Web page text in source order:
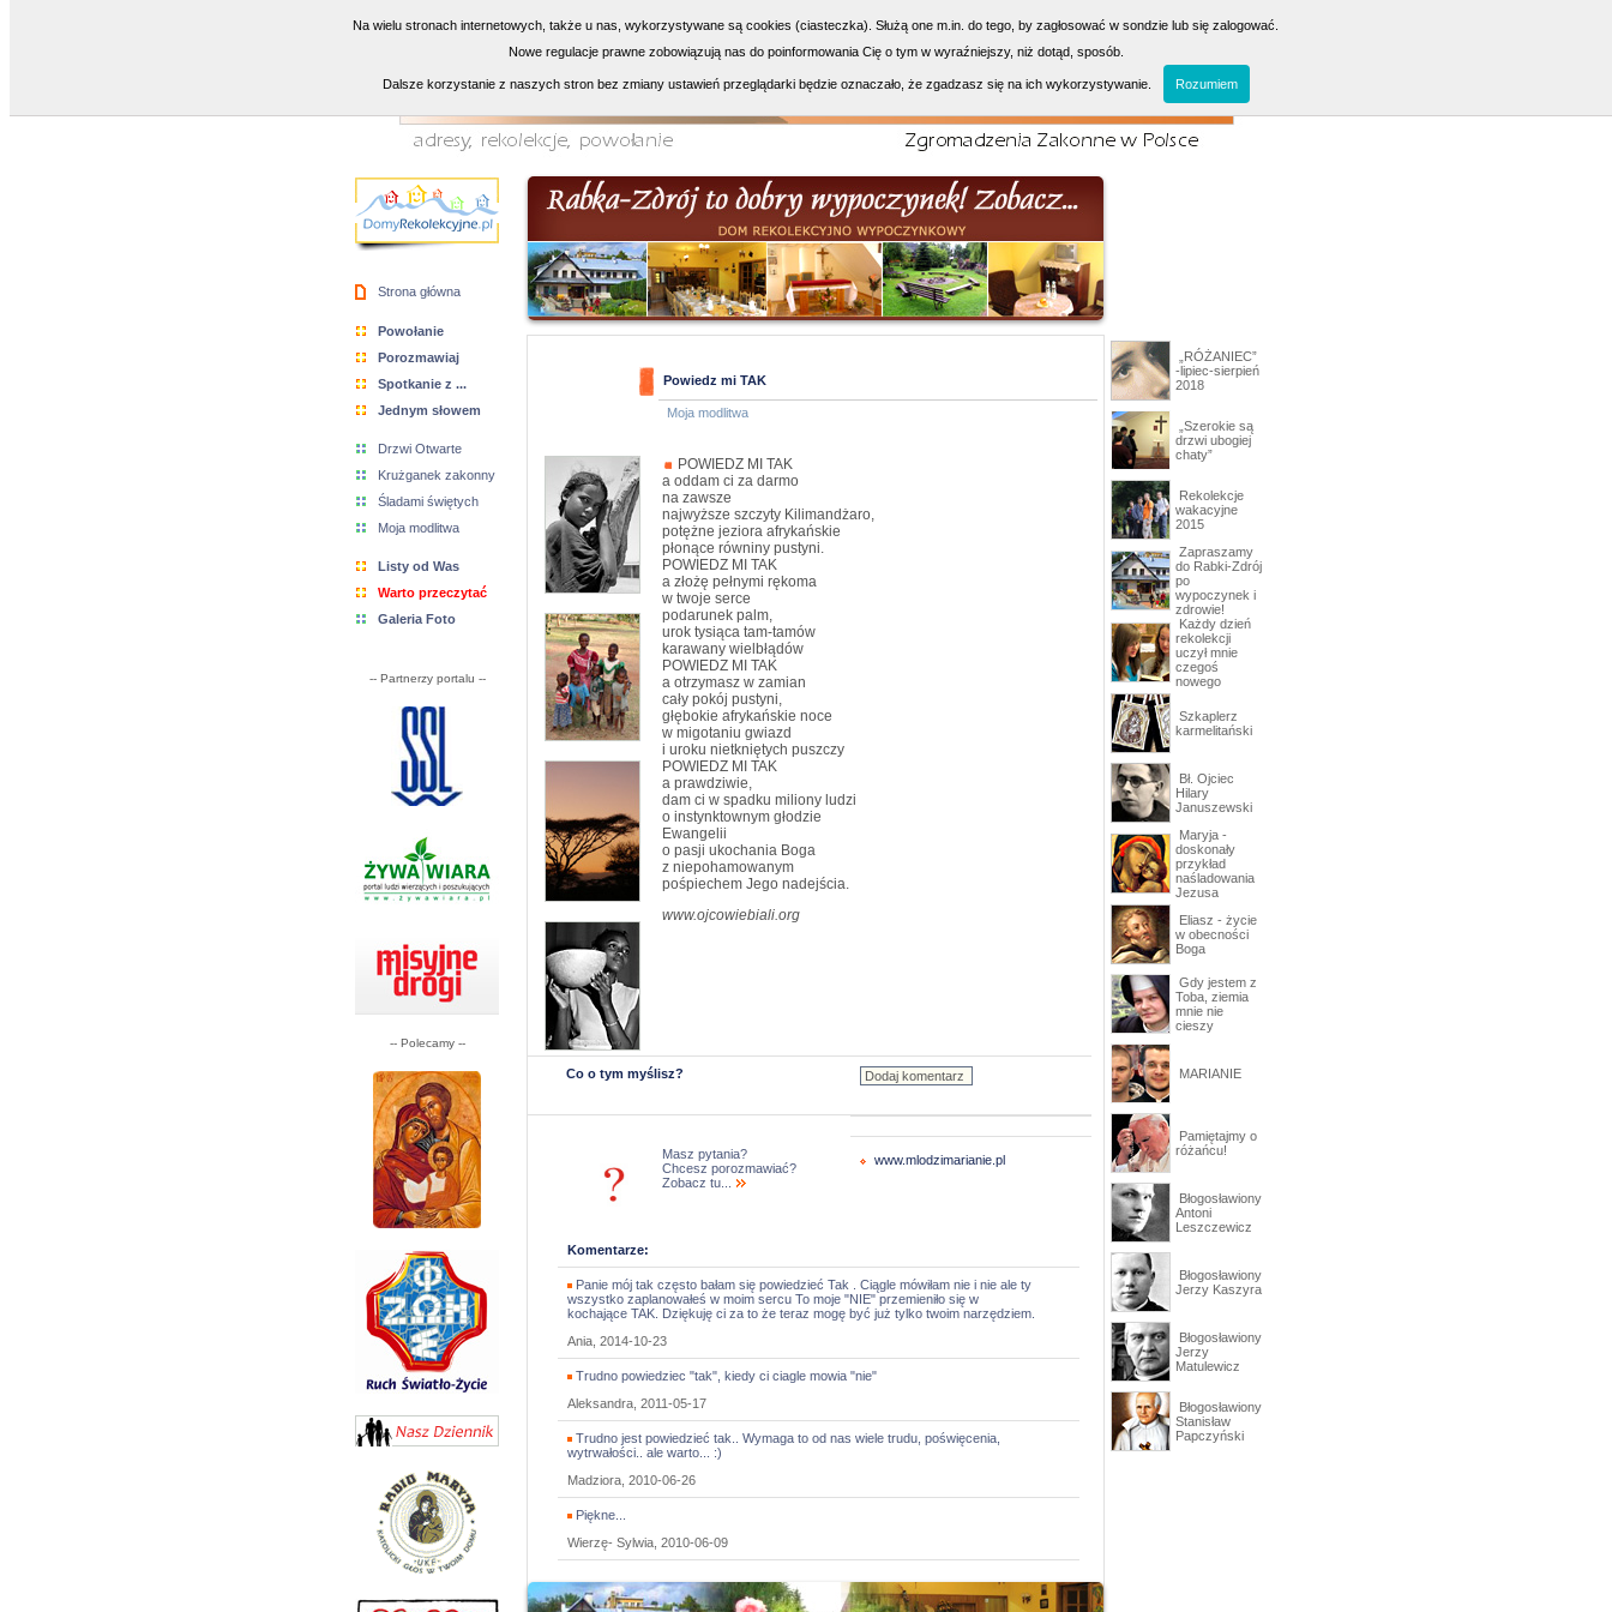
Strona główna
Powołanie
Porozmawiaj
Spotkanie z ...
Jednym słowem
Drzwi Otwarte
Krużganek zakonny
Śladami świętych
Moja modlitwa
Listy od Was
Warto przeczytać
Galeria Foto
-- Partnerzy portalu --
-- Polecamy --
Powiedz mi TAK
Moja modlitwa
POWIEDZ MI TAK
a oddam ci za darmo
na zawsze
najwyższe szczyty Kilimandżaro,
potężne jeziora afrykańskie
płonące równiny pustyni.
POWIEDZ MI TAK
a złożę pełnymi rękoma
w twoje serce
podarunek palm,
urok tysiąca tam-tamów
karawany wielbłądów
POWIEDZ MI TAK
a otrzymasz w zamian
cały pokój pustyni,
głębokie afrykańskie noce
w migotaniu gwiazd
i uroku nietkniętych puszczy
POWIEDZ MI TAK
a prawdziwie,
dam ci w spadku miliony ludzi
o instynktownym głodzie
Ewangelii
o pasji ukochania Boga
z niepohamowanym
pośpiechem Jego nadejścia.
www.ojcowiebiali.org
Co o tym myślisz?
Masz pytania?
Chcesz porozmawiać?
Zobacz tu...
www.mlodzimarianie.pl
Komentarze:
Panie mój tak często bałam się powiedzieć Tak . Ciągle mówiłam nie i nie ale ty
wszystko zaplanowałeś w moim sercu To moje "NIE" przemieniło się w
kochające TAK. Dziękuję ci za to że teraz mogę być już tylko twoim narzędziem.
Ania, 2014-10-23
Trudno powiedziec "tak", kiedy ci ciagle mowia "nie"
Aleksandra, 2011-05-17
Trudno jest powiedzieć tak.. Wymaga to od nas wiele trudu, poświęcenia,
wytrwałości.. ale warto... :)
Madziora, 2010-06-26
Piękne...
Wierzę- Sylwia, 2010-06-09
„RÓŻANIEC”
-lipiec-sierpień
2018
„Szerokie są
drzwi ubogiej
chaty”
Rekolekcje
wakacyjne
2015
Zapraszamy
do Rabki-Zdrój
po
wypoczynek i
zdrowie!
Każdy dzień
rekolekcji
uczył mnie
czegoś
nowego
Szkaplerz
karmelitański
Bł. Ojciec
Hilary
Januszewski
Maryja -
doskonały
przykład
naśladowania
Jezusa
Eliasz - życie
w obecności
Boga
Gdy jestem z
Toba, ziemia
mnie nie
cieszy
MARIANIE
Pamiętajmy o
różańcu!
Błogosławiony
Antoni
Leszczewicz
Błogosławiony
Jerzy Kaszyra
Błogosławiony
Jerzy
Matulewicz
Błogosławiony
Stanisław
Papczyński
Na wielu stronach internetowych, także u nas, wykorzystywane są cookies (ciasteczka). Służą one m.in. do tego, by zagłosować w sondzie lub się zalogować.
Nowe regulacje prawne zobowiązują nas do poinformowania Cię o tym w wyraźniejszy, niż dotąd, sposób.
Dalsze korzystanie z naszych stron bez zmiany ustawień przeglądarki będzie oznaczało, że zgadzasz się na ich wykorzystywanie. Rozumiem